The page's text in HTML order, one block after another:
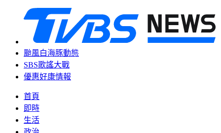
颱風白海豚動態
SBS歌謠大戰
優惠好康情報
首頁
即時
生活